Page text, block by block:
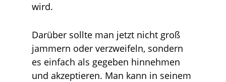
wird.
Darüber sollte man jetzt nicht groß
jammern oder verzweifeln, sondern
es einfach als gegeben hinnehmen
und akzeptieren. Man kann in seinem